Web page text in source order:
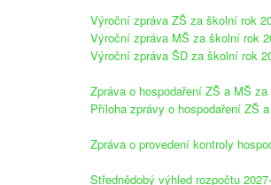
Výroční zpráva ZŠ za školní rok
Výroční zpráva MŠ za školní rok
Výroční zpráva ŠD za školní rok
Zpráva o hospodaření ZŠ a MŠ za
Příloha zprávy o hospodaření ZŠ
Zpráva o provedení kontroly
Střednědobý výhled rozpočtu